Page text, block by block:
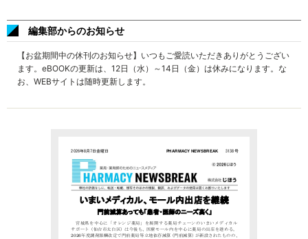
編集部からのお知らせ
【お盆期間中の休刊のお知らせ】いつもご愛読いただきありがとうござい
ます。eBOOKの更新は、12日（水）～14日（金）は休みになります。な
お、WEBサイトは随時更新します。